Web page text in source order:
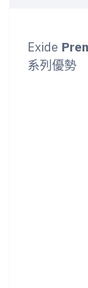
Exide
系列優勢